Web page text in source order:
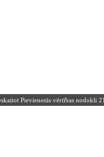
Pievienotās vērtības nodokli